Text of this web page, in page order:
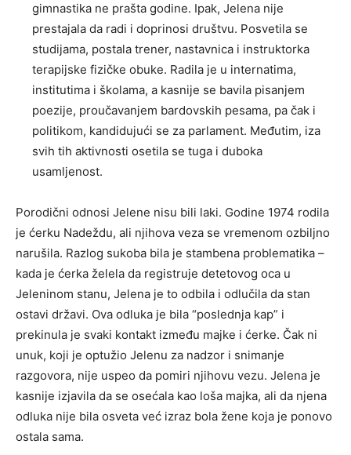
gimnastika ne prašta godine. Ipak, Jelena nije
prestajala da radi i doprinosi društvu. Posvetila se
studijama, postala trener, nastavnica i instruktorka
terapijske fizičke obuke. Radila je u internatima,
institutima i školama, a kasnije se bavila pisanjem
poezije, proučavanjem bardovskih pesama, pa čak i
politikom, kandidujući se za parlament. Međutim, iza
svih tih aktivnosti osetila se tuga i duboka
usamljenost.
Porodični odnosi Jelene nisu bili laki. Godine 1974 rodila
je ćerku Nadeždu, ali njihova veza se vremenom ozbiljno
narušila. Razlog sukoba bila je stambena problematika –
kada je ćerka želela da registruje detetovog oca u
Jeleninom stanu, Jelena je to odbila i odlučila da stan
ostavi državi. Ova odluka je bila “poslednja kap” i
prekinula je svaki kontakt između majke i ćerke. Čak ni
unuk, koji je optužio Jelenu za nadzor i snimanje
razgovora, nije uspeo da pomiri njihovu vezu. Jelena je
kasnije izjavila da se osećala kao loša majka, ali da njena
odluka nije bila osveta već izraz bola žene koja je ponovo
ostala sama.